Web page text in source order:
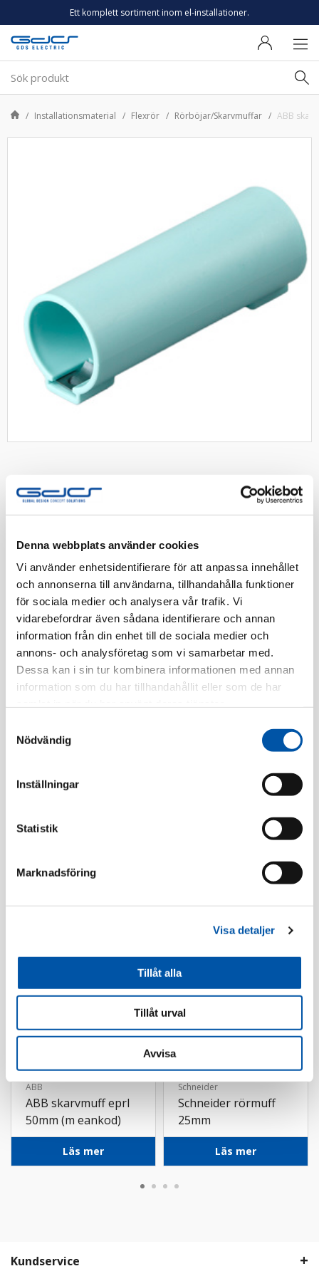
Denna webbplats använder cookies
Vi använder enhetsidentifierare för att anpassa innehållet
och annonserna till användarna, tillhandahålla funktioner
för sociala medier och analysera vår trafik. Vi
vidarebefordrar även sådana identifierare och annan
information från din enhet till de sociala medier och
annons- och analysföretag som vi samarbetar med.
Dessa kan i sin tur kombinera informationen med annan
information som du har tillhandahållit eller som de har
Nödvändig
Inställningar
Statistik
Marknadsföring
Visa detaljer
Tillåt alla
Tillåt urval
Avvisa
Ett komplett sortiment inom el-installationer.
Installationsmaterial Flexrör Rörböjar/Skarvmuffar ABB
ABB skarvmuff eprl 25mm (m
eankod)
Skarvmuff M25 ø25mm med låsfjäder. Säljes 1st med
ean-kod
Artnr:
1400330AJ25
EAN-kod:
7350017781755
Tillv. Artnr:
2TKA160012G1
Finns i lager
Registrera dig
Rörböjar/Skarvmuffar
ABB
ABB skarvmuff eprl
50mm (m eankod)
Läs mer
Schneider
Schneider rörmuff
25mm
Läs mer
Kundservice